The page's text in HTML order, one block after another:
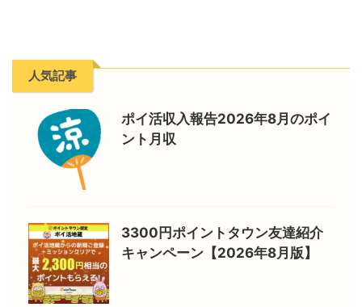
人気記事
ポイ活収入報告2026年8月のポイ
ント月収
3300円ポイントタウン友達紹介
キャンペーン【2026年8月版】